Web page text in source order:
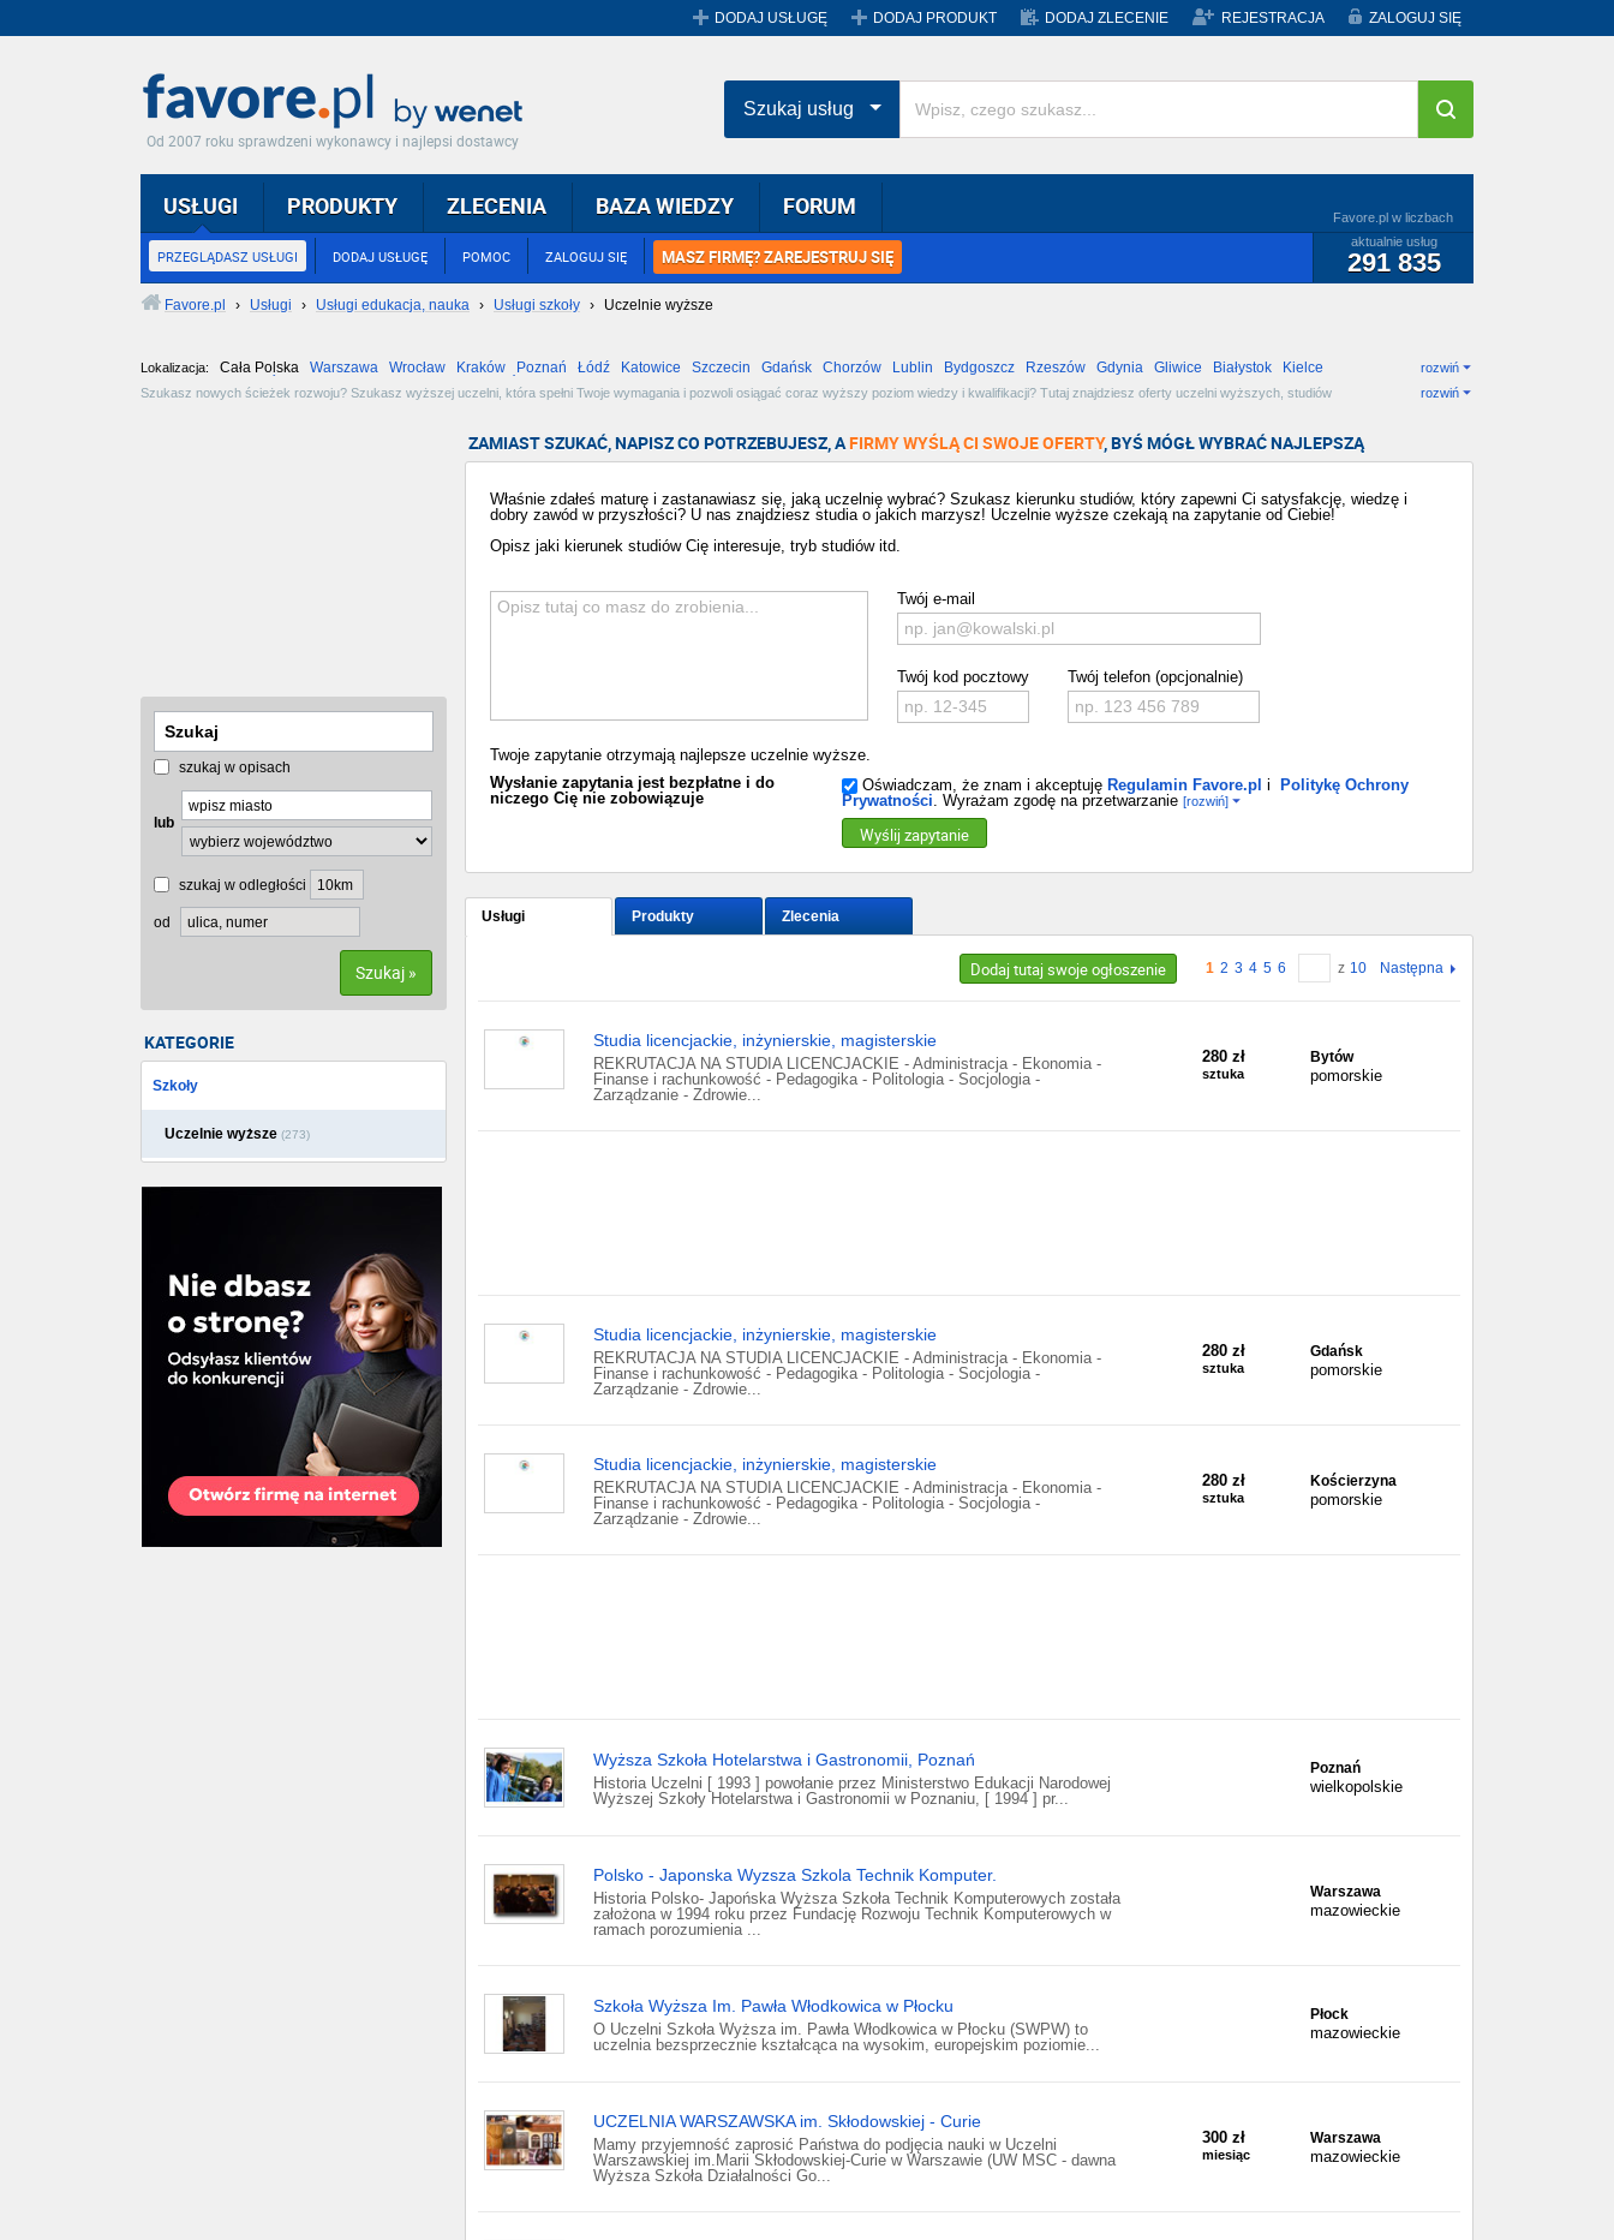
DODAJ USŁUGĘ DODAJ PRODUKT DODAJ ZLECENIE REJESTRACJA ZALOGUJ SIĘ
Od 2007 roku sprawdzeni wykonawcy i najlepsi dostawcy
USŁUGI
PRZEGLĄDASZ USŁUGI DODAJ USŁUGĘ POMOC ZALOGUJ SIĘ MASZ FIRMĘ? ZAREJESTRUJ SIĘ
Favore.pl w liczbach
aktualnie usług
291 835
PRODUKTY ZLECENIA BAZA WIEDZY FORUM
Szukaj usług
Favore.pl › Usługi › Usługi edukacja, nauka › Usługi szkoły › Uczelnie wyższe
Lokalizacja: Cała Polska Warszawa Wrocław Kraków Poznań Łódź Katowice Szczecin Gdańsk Chorzów Lublin Bydgoszcz Rzeszów Gdynia Gliwice Białystok
Kielce
rozwiń
Szukasz nowych ścieżek rozwoju? Szukasz wyższej uczelni, która spełni Twoje wymagania i pozwoli osiągać coraz wyższy poziom wiedzy i kwalifikacji? Tutaj znajdziesz oferty uczelni wyższych, studiów
rozwiń
szukaj w opisach
lub
szukaj w odległości
od
Szukaj »
KATEGORIE
Szkoły
Uczelnie wyższe (273)
ZAMIAST SZUKAĆ, NAPISZ CO POTRZEBUJESZ, AFIRMY WYŚLĄ CI SWOJE OFERTY, BYŚ MÓGŁ WYBRAĆ NAJLEPSZĄ
Właśnie zdałeś maturę i zastanawiasz się, jaką uczelnię wybrać? Szukasz kierunku studiów, który zapewni Ci satysfakcję, wiedzę i
dobry zawód w przyszłości? U nas znajdziesz studia o jakich marzysz! Uczelnie wyższe czekają na zapytanie od Ciebie!
Opisz jaki kierunek studiów Cię interesuje, tryb studiów itd.
Twój e-mail
Twój kod pocztowy Twój telefon (opcjonalnie)
Twoje zapytanie otrzymają najlepsze uczelnie wyższe.
Wysłanie zapytania jest bezpłatne i do
niczego Cię nie zobowiązuje
Oświadczam, że znam i akceptuję Regulamin Favore.pl i
Politykę Ochrony
Prywatności. Wyrażam zgodę na przetwarzanie [rozwiń]
Wyślij zapytanie
Usługi Produkty Zlecenia
Dodaj tutaj swoje ogłoszenie 1 2 3 4 5 6 z 10 Następna
Studia licencjackie, inżynierskie, magisterskie
REKRUTACJA NA STUDIA LICENCJACKIE - Administracja - Ekonomia -
Finanse i rachunkowość - Pedagogika - Politologia - Socjologia -
Zarządzanie - Zdrowie...
280 zł
sztuka
Bytów
pomorskie
Studia licencjackie, inżynierskie, magisterskie
REKRUTACJA NA STUDIA LICENCJACKIE - Administracja - Ekonomia -
Finanse i rachunkowość - Pedagogika - Politologia - Socjologia -
Zarządzanie - Zdrowie...
280 zł
sztuka
Gdańsk
pomorskie
Studia licencjackie, inżynierskie, magisterskie
REKRUTACJA NA STUDIA LICENCJACKIE - Administracja - Ekonomia -
Finanse i rachunkowość - Pedagogika - Politologia - Socjologia -
Zarządzanie - Zdrowie...
280 zł
sztuka
Kościerzyna
pomorskie
Wyższa Szkoła Hotelarstwa i Gastronomii, Poznań
Historia Uczelni [ 1993 ] powołanie przez Ministerstwo Edukacji Narodowej
Wyższej Szkoły Hotelarstwa i Gastronomii w Poznaniu, [ 1994 ] pr...
Poznań
wielkopolskie
Polsko - Japonska Wyzsza Szkola Technik Komputer.
Historia Polsko- Japońska Wyższa Szkoła Technik Komputerowych została
założona w 1994 roku przez Fundację Rozwoju Technik Komputerowych w
ramach porozumienia ...
Warszawa
mazowieckie
Szkoła Wyższa Im. Pawła Włodkowica w Płocku
O Uczelni Szkoła Wyższa im. Pawła Włodkowica w Płocku (SWPW) to
uczelnia bezsprzecznie kształcąca na wysokim, europejskim poziomie...
Płock
mazowieckie
UCZELNIA WARSZAWSKA im. Skłodowskiej - Curie
Mamy przyjemność zaprosić Państwa do podjęcia nauki w Uczelni
Warszawskiej im.Marii Skłodowskiej-Curie w Warszawie (UW MSC - dawna
Wyższa Szkoła Działalności Go...
300 zł
miesiąc
Warszawa
mazowieckie